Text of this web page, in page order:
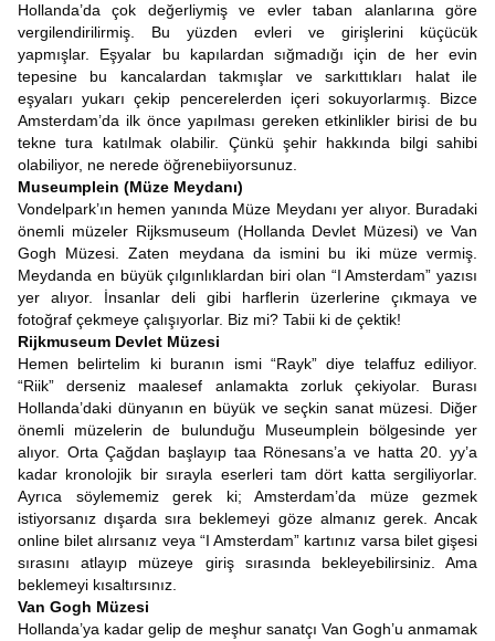
Hollanda’da çok değerliymiş ve evler taban alanlarına göre
vergilendirilirmiş. Bu yüzden evleri ve girişlerini küçücük
yapmışlar. Eşyalar bu kapılardan sığmadığı için de her evin
tepesine bu kancalardan takmışlar ve sarkıttıkları halat ile
eşyaları yukarı çekip pencerelerden içeri sokuyorlarmış. Bizce
Amsterdam’da ilk önce yapılması gereken etkinlikler birisi de bu
tekne tura katılmak olabilir. Çünkü şehir hakkında bilgi sahibi
olabiliyor, ne nerede öğrenebiiyorsunuz.
Museumplein (Müze Meydanı)
Vondelpark’ın hemen yanında Müze Meydanı yer alıyor. Buradaki
önemli müzeler Rijksmuseum (Hollanda Devlet Müzesi) ve Van
Gogh Müzesi. Zaten meydana da ismini bu iki müze vermiş.
Meydanda en büyük çılgınlıklardan biri olan “I Amsterdam” yazısı
yer alıyor. İnsanlar deli gibi harflerin üzerlerine çıkmaya ve
fotoğraf çekmeye çalışıyorlar. Biz mi? Tabii ki de çektik!
Rijkmuseum Devlet Müzesi
Hemen belirtelim ki buranın ismi “Rayk” diye telaffuz ediliyor.
“Riik” derseniz maalesef anlamakta zorluk çekiyolar. Burası
Hollanda’daki dünyanın en büyük ve seçkin sanat müzesi. Diğer
önemli müzelerin de bulunduğu Museumplein bölgesinde yer
alıyor. Orta Çağdan başlayıp taa Rönesans’a ve hatta 20. yy’a
kadar kronolojik bir sırayla eserleri tam dört katta sergiliyorlar.
Ayrıca söylememiz gerek ki; Amsterdam’da müze gezmek
istiyorsanız dışarda sıra beklemeyi göze almanız gerek. Ancak
online bilet alırsanız veya “I Amsterdam” kartınız varsa bilet gişesi
sırasını atlayıp müzeye giriş sırasında bekleyebilirsiniz. Ama
beklemeyi kısaltırsınız.
Van Gogh Müzesi
Hollanda’ya kadar gelip de meşhur sanatçı Van Gogh’u anmamak